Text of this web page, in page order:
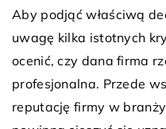
Aby podjąć właściwą
uwagę kilka istotnych
ocenić, czy dana firma
profesjonalna. Przede
reputację firmy w